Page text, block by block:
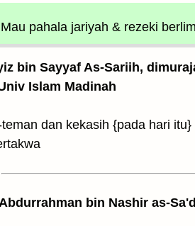
Mau pahala jariyah & rezeki
bin Sayyaf As-Sariih,
Islam Madinah
dan kekasih {pada hari
bin Nashir as-